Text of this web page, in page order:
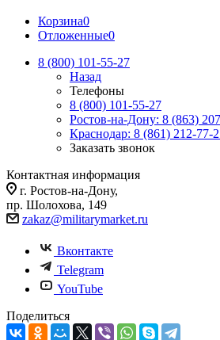
Корзина0
Отложенные0
8 (800) 101-55-27
Назад
Телефоны
8 (800) 101-55-27
Ростов-на-Дону: 8 (863)
Краснодар: 8 (861) 212-77-
Заказать звонок
Контактная информация
г. Ростов-на-Дону,
пр. Шолохова, 149
zakaz@militarymarket.ru
Вконтакте
Telegram
YouTube
Поделиться